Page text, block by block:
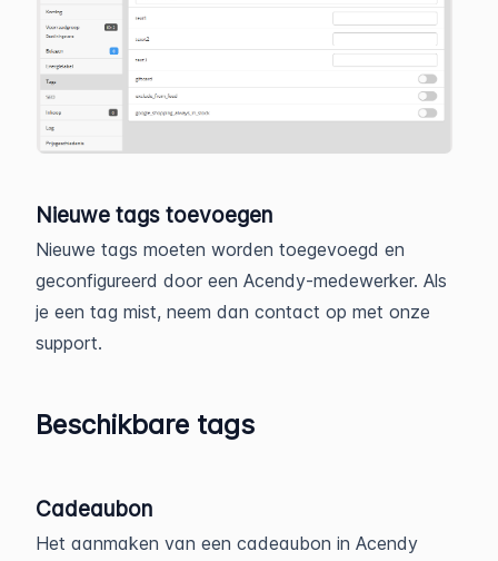
Nieuwe tags toevoegen
Nieuwe tags moeten worden toegevoegd en
geconfigureerd door een Acendy-medewerker. Als
je een tag mist, neem dan contact op met onze
support.
Beschikbare tags
Cadeaubon
Het aanmaken van een cadeaubon in Acendy